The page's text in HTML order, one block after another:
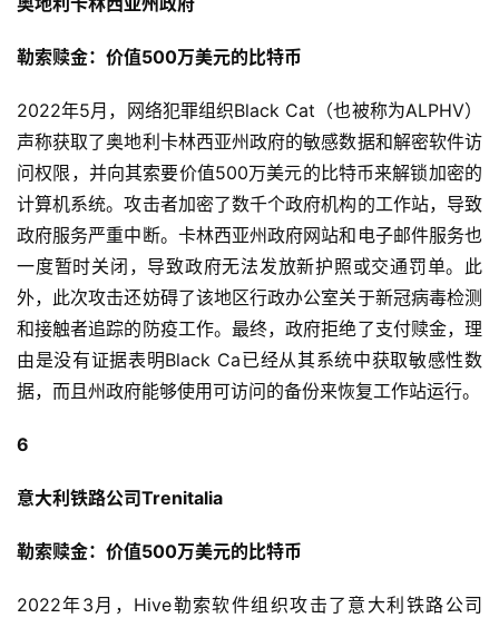
勒索赎金：价值500万美元的比特币
2022年5月，网络犯罪组织Black Cat（也被称为ALPHV）
声称获取了奥地利卡林西亚州政府的敏感数据和解密软件访
问权限，并向其索要价值500万美元的比特币来解锁加密的
计算机系统。攻击者加密了数千个政府机构的工作站，导致
政府服务严重中断。卡林西亚州政府网站和电子邮件服务也
一度暂时关闭，导致政府无法发放新护照或交通罚单。此
外，此次攻击还妨碍了该地区行政办公室关于新冠病毒检测
和接触者追踪的防疫工作。最终，政府拒绝了支付赎金，理
由是没有证据表明Black Ca已经从其系统中获取敏感性数
据，而且州政府能够使用可访问的备份来恢复工作站运行。
6
意大利铁路公司Trenitalia
勒索赎金：价值500万美元的比特币
2022年3月，Hive勒索软件组织攻击了意大利铁路公司